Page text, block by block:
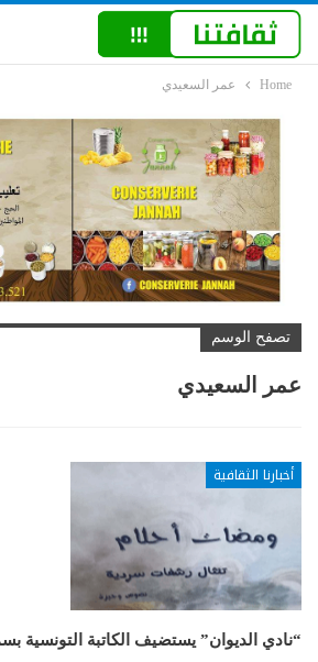
Home عمر السعيدي
تصفح الوسم
عمر السعيدي
أخبارنا الثقافية
“نادي الديوان” يستضيف الكاتبة التونسية